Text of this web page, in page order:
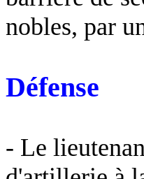
nobles, par
Défense
- Le